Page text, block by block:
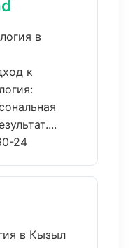
в
к
24
в Кызыл